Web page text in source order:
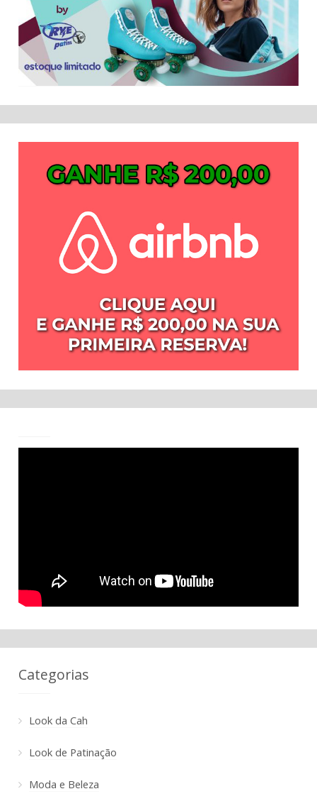
Categorias
Look da Cah
Look de Patinação
Moda e Beleza